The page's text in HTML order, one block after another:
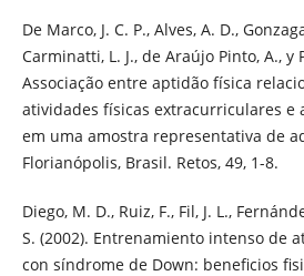
De Marco, J. C. P., Alves, A. D.,
Carminatti, L. J., de Araújo Pinto, A., y
Associação entre aptidão física
atividades físicas extracurriculares e
em uma amostra representativa de
Florianópolis, Brasil. Retos, 49, 1-8.
Diego, M. D., Ruiz, F., Fil, J. L.,
S. (2002). Entrenamiento intenso de
con síndrome de Down: beneficios